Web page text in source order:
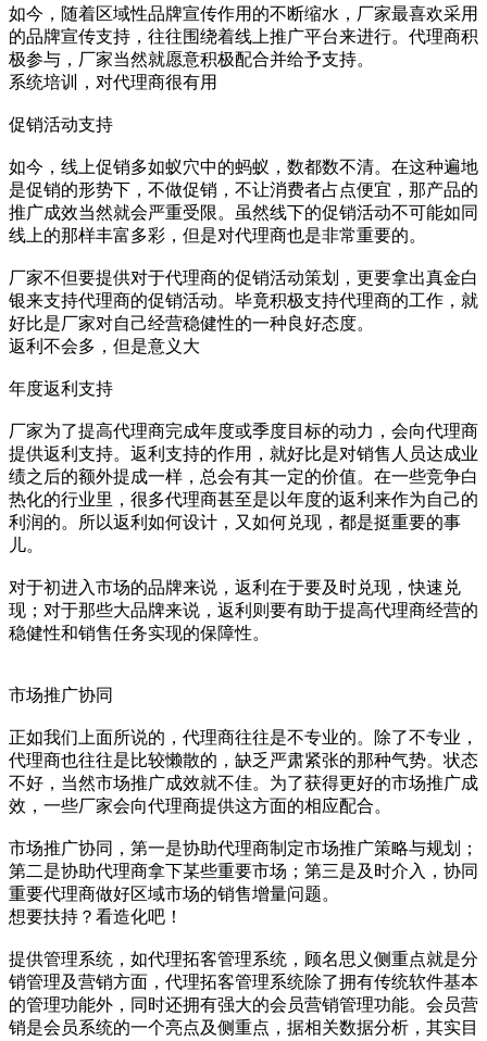
如今，随着区域性品牌宣传作用的不断缩水，厂家最喜欢采用
的品牌宣传支持，往往围绕着线上推广平台来进行。代理商积
极参与，厂家当然就愿意积极配合并给予支持。
系统培训，对代理商很有用
促销活动支持
如今，线上促销多如蚁穴中的蚂蚁，数都数不清。在这种遍地
是促销的形势下，不做促销，不让消费者占点便宜，那产品的
推广成效当然就会严重受限。虽然线下的促销活动不可能如同
线上的那样丰富多彩，但是对代理商也是非常重要的。
厂家不但要提供对于代理商的促销活动策划，更要拿出真金白
银来支持代理商的促销活动。毕竟积极支持代理商的工作，就
好比是厂家对自己经营稳健性的一种良好态度。
返利不会多，但是意义大
年度返利支持
厂家为了提高代理商完成年度或季度目标的动力，会向代理商
提供返利支持。返利支持的作用，就好比是对销售人员达成业
绩之后的额外提成一样，总会有其一定的价值。在一些竞争白
热化的行业里，很多代理商甚至是以年度的返利来作为自己的
利润的。所以返利如何设计，又如何兑现，都是挺重要的事
儿。
对于初进入市场的品牌来说，返利在于要及时兑现，快速兑
现；对于那些大品牌来说，返利则要有助于提高代理商经营的
稳健性和销售任务实现的保障性。
市场推广协同
正如我们上面所说的，代理商往往是不专业的。除了不专业，
代理商也往往是比较懒散的，缺乏严肃紧张的那种气势。状态
不好，当然市场推广成效就不佳。为了获得更好的市场推广成
效，一些厂家会向代理商提供这方面的相应配合。
市场推广协同，第一是协助代理商制定市场推广策略与规划；
第二是协助代理商拿下某些重要市场；第三是及时介入，协同
重要代理商做好区域市场的销售增量问题。
想要扶持？看造化吧！
提供管理系统，如代理拓客管理系统，顾名思义侧重点就是分
销管理及营销方面，代理拓客管理系统除了拥有传统软件基本
的管理功能外，同时还拥有强大的会员营销管理功能。会员营
销是会员系统的一个亮点及侧重点，据相关数据分析，其实目